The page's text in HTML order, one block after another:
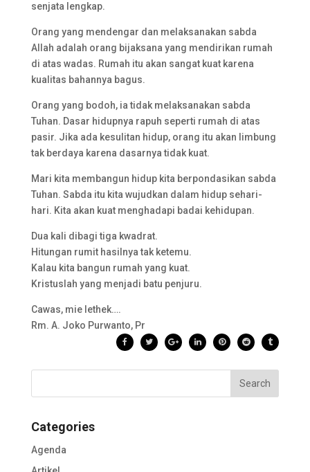
senjata lengkap.
Orang yang mendengar dan melaksanakan sabda
Allah adalah orang bijaksana yang mendirikan rumah
di atas wadas. Rumah itu akan sangat kuat karena
kualitas bahannya bagus.
Orang yang bodoh, ia tidak melaksanakan sabda
Tuhan. Dasar hidupnya rapuh seperti rumah di atas
pasir. Jika ada kesulitan hidup, orang itu akan limbung
tak berdaya karena dasarnya tidak kuat.
Mari kita membangun hidup kita berpondasikan sabda
Tuhan. Sabda itu kita wujudkan dalam hidup sehari-
hari. Kita akan kuat menghadapi badai kehidupan.
Dua kali dibagi tiga kwadrat.
Hitungan rumit hasilnya tak ketemu.
Kalau kita bangun rumah yang kuat.
Kristuslah yang menjadi batu penjuru.
Cawas, mie lethek….
Rm. A. Joko Purwanto, Pr
Categories
Agenda